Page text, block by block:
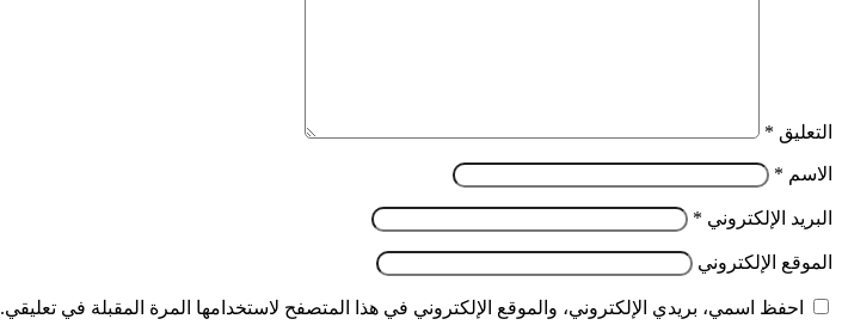
التعليق *
الاسم *
البريد الإلكتروني *
الموقع الإلكتروني
احفظ اسمي، بريدي الإلكتروني، والموقع الإلكتروني في هذا المتصفح لاستخدامها المرة المقبلة في تعليقي.